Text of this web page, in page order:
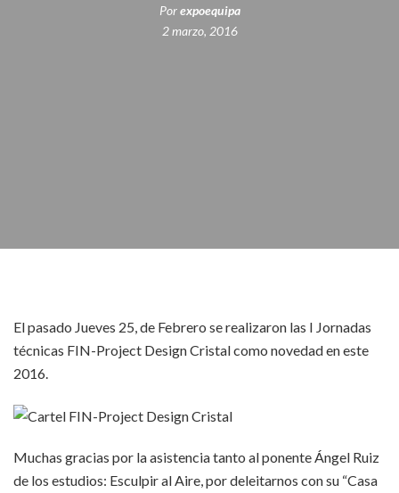
Porexpoequipa
2 marzo, 2016
El pasado Jueves 25, de Febrero se realizaron las I Jornadas
técnicas FIN-Project Design Cristal como novedad en este
2016.
Muchas gracias por la asistencia tanto al ponente Ángel Ruiz
de los estudios: Esculpir al Aire, por deleitarnos con su “Casa